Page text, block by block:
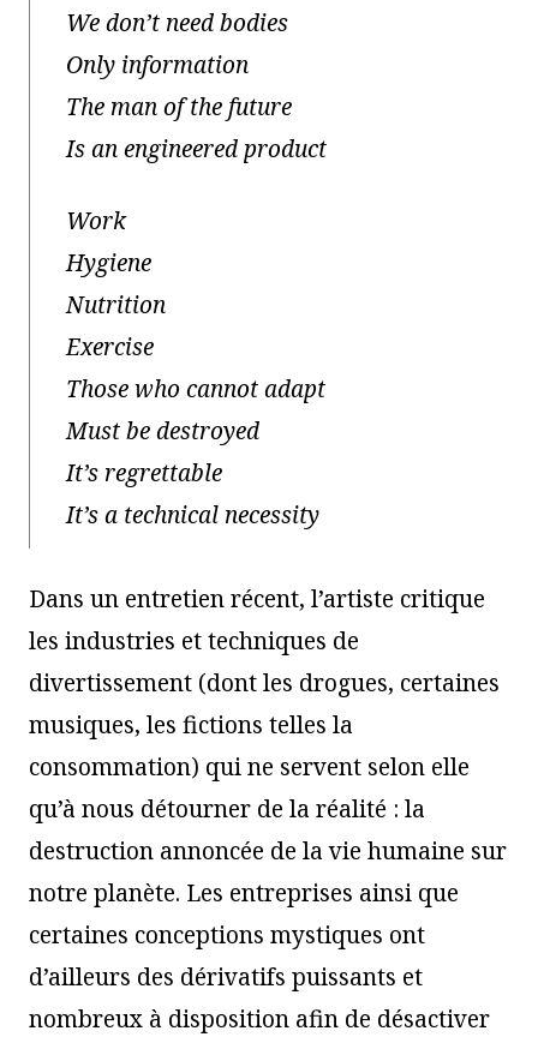
We don’t need bodies
Only information
The man of the future
Is an engineered product
Work
Hygiene
Nutrition
Exercise
Those who cannot adapt
Must be destroyed
It’s regrettable
It’s a technical necessity
Dans un entretien récent, l’artiste critique
les industries et techniques de
divertissement (dont les drogues, certaines
musiques, les fictions telles la
consommation) qui ne servent selon elle
qu’à nous détourner de la réalité : la
destruction annoncée de la vie humaine sur
notre planète. Les entreprises ainsi que
certaines conceptions mystiques ont
d’ailleurs des dérivatifs puissants et
nombreux à disposition afin de désactiver